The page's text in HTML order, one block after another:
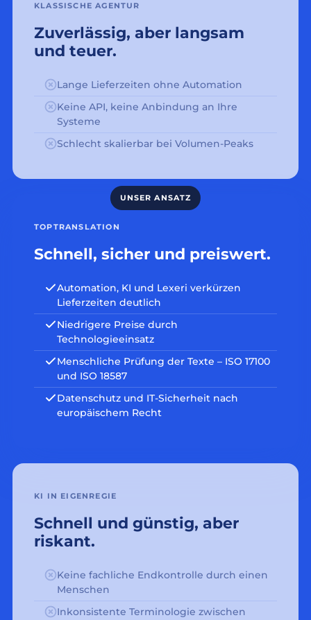
KLASSISCHE AGENTUR
Zuverlässig, aber langsam
und teuer.
Lange Lieferzeiten ohne Automation
Keine API, keine Anbindung an Ihre
Systeme
Schlecht skalierbar bei Volumen-Peaks
TOPTRANSLATION
Schnell, sicher und preiswert.
Automation, KI und Lexeri verkürzen
Lieferzeiten deutlich
Niedrigere Preise durch
Technologieeinsatz
Menschliche Prüfung der Texte – ISO 17100
und ISO 18587
Datenschutz und IT-Sicherheit nach
europäischem Recht
KI IN EIGENREGIE
Schnell und günstig, aber
riskant.
Keine fachliche Endkontrolle durch einen
Menschen
Inkonsistente Terminologie zwischen